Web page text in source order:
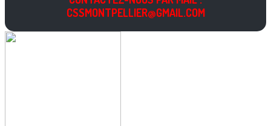
CSSMONTPELLIER@GMAIL.COM